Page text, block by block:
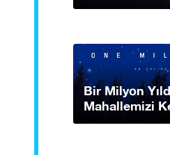
Bir Milyon
Mahallemizi